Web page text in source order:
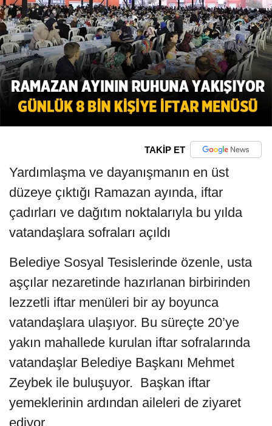
TAKİP ET
Yardımlaşma ve dayanışmanın en üst
düzeye çıktığı Ramazan ayında, iftar
çadırları ve dağıtım noktalarıyla bu yılda
vatandaşlara sofraları açıldı
Belediye Sosyal Tesislerinde özenle, usta
aşçılar nezaretinde hazırlanan birbirinden
lezzetli iftar menüleri bir ay boyunca
vatandaşlara ulaşıyor. Bu süreçte 20’ye
yakın mahallede kurulan iftar sofralarında
vatandaşlar Belediye Başkanı Mehmet
Zeybek ile buluşuyor. Başkan iftar
yemeklerinin ardından aileleri de ziyaret
ediyor.